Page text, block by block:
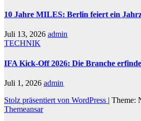
10 Jahre MILES: Berlin feiert ein
Juli 13, 2026 admin
TECHNIK
IFA Kick-Off 2026: Die Branche
Juli 1, 2026 admin
Stolz präsentiert von WordPress | Theme:
Themeansar